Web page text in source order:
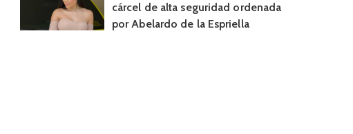
cárcel de alta seguridad ordenada
por Abelardo de la Espriella